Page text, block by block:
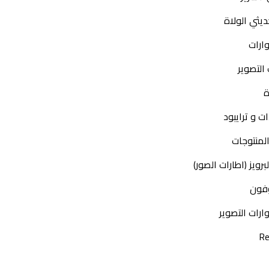
الولاة
و ترايبود
(اطارات الصور)
التصوير